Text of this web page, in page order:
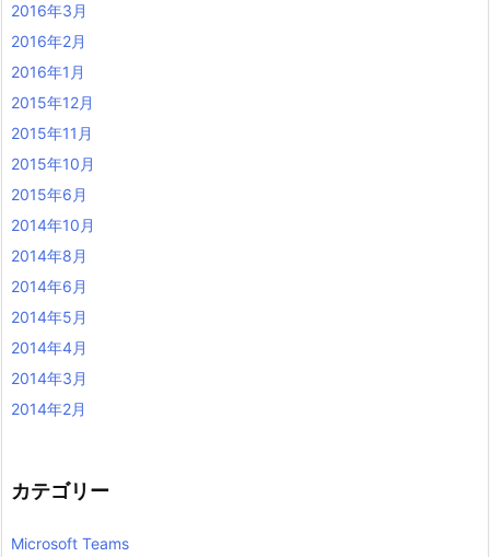
2016年3月
2016年2月
2016年1月
2015年12月
2015年11月
2015年10月
2015年6月
2014年10月
2014年8月
2014年6月
2014年5月
2014年4月
2014年3月
2014年2月
カテゴリー
Microsoft Teams